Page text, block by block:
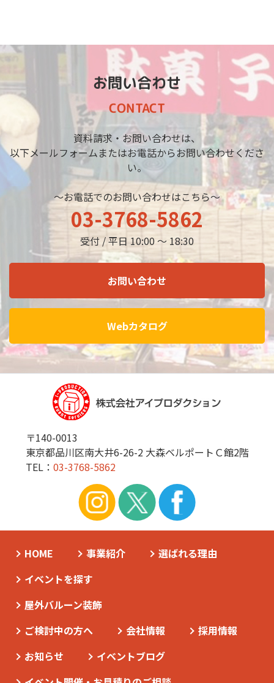
お問い合わせ
CONTACT
資料請求・お問い合わせは、
以下メールフォームまたはお電話からお問い合わせくださ
い。
～お電話でのお問い合わせはこちら～
03-3768-5862
受付 / 平日 10:00 ～ 18:30
お問い合わせ
Webカタログ
〒140-0013
東京都品川区南大井6-26-2 大森ベルポートＣ館2階
TEL： 03-3768-5862
HOME 事業紹介
選ばれる理由
イベントを探す
屋外バルーン装飾
ご検討中の方へ
会社情報
採用情報
お知らせ
イベントブログ